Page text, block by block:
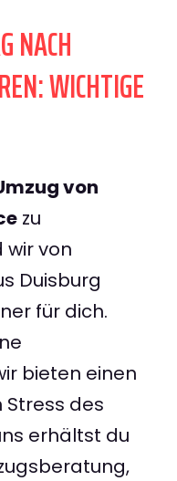
NACH
WICHTIGE
von
zu
wir von
Duisburg
für dich.
bieten einen
Stress des
erhältst du